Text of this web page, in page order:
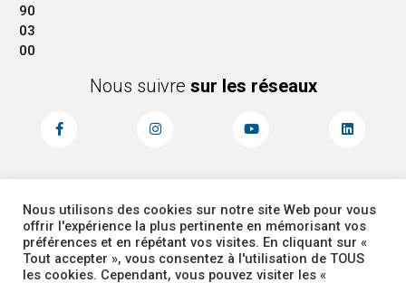
90
03
00
Nous suivre sur les réseaux
MENTIONS LÉGALES
PLAN DU SITE
ACCESSIBILITÉ
ADMINISTRATEUR
COOKIES
Nous utilisons des cookies sur notre site Web pour vous
offrir l'expérience la plus pertinente en mémorisant vos
préférences et en répétant vos visites. En cliquant sur «
Tout accepter », vous consentez à l'utilisation de TOUS
les cookies. Cependant, vous pouvez visiter les «